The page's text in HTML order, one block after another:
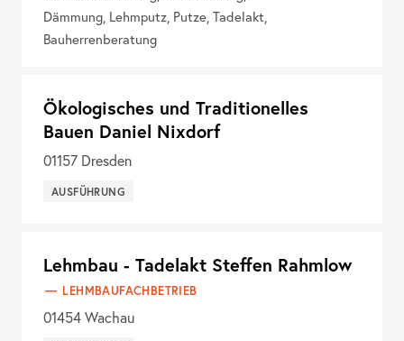
Dämmung, Lehmputz, Putze, Tadelakt,
Bauherrenberatung
Ökologisches und Traditionelles
Bauen Daniel Nixdorf
01157 Dresden
AUSFÜHRUNG
Lehmbau - Tadelakt Steffen Rahmlow
LEHMBAUFACHBETRIEB
01454Wachau